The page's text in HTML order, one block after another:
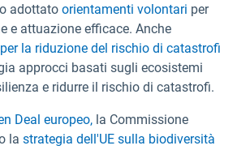
adottato orientamenti volontari per
e attuazione efficace. Anche
la riduzione del rischio di catastrofi
approcci basati sugli ecosistemi
e ridurre il rischio di catastrofi.
Deal europeo, la Commissione
la strategia dell'UE sulla biodiversità